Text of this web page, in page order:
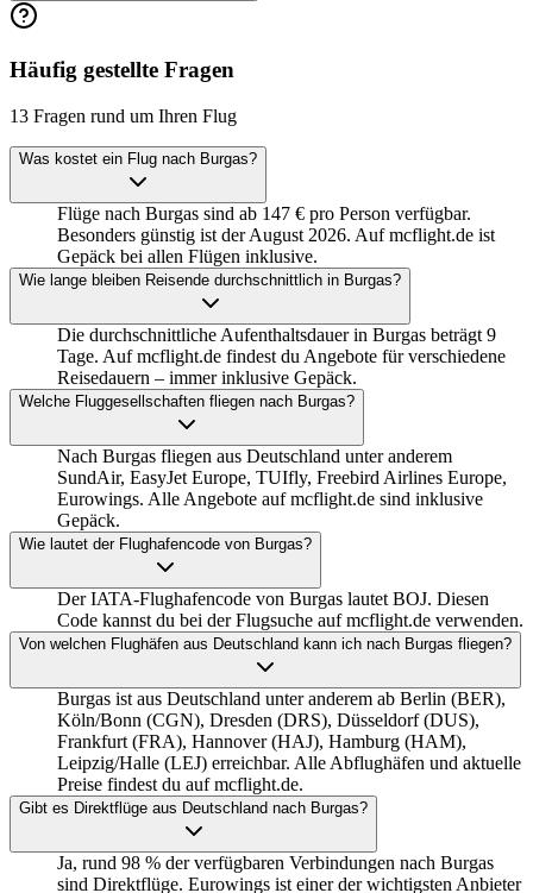
Häufig gestellte Fragen
13 Fragen rund um Ihren Flug
Was kostet ein Flug nach Burgas?
Flüge nach Burgas sind ab 147 € pro Person verfügbar.
Besonders günstig ist der August 2026. Auf mcflight.de ist
Gepäck bei allen Flügen inklusive.
Wie lange bleiben Reisende durchschnittlich in Burgas?
Die durchschnittliche Aufenthaltsdauer in Burgas beträgt 9
Tage. Auf mcflight.de findest du Angebote für verschiedene
Reisedauern – immer inklusive Gepäck.
Welche Fluggesellschaften fliegen nach Burgas?
Nach Burgas fliegen aus Deutschland unter anderem
SundAir, EasyJet Europe, TUIfly, Freebird Airlines Europe,
Eurowings. Alle Angebote auf mcflight.de sind inklusive
Gepäck.
Wie lautet der Flughafencode von Burgas?
Der IATA-Flughafencode von Burgas lautet BOJ. Diesen
Code kannst du bei der Flugsuche auf mcflight.de verwenden.
Von welchen Flughäfen aus Deutschland kann ich nach Burgas fliegen?
Burgas ist aus Deutschland unter anderem ab Berlin (BER),
Köln/Bonn (CGN), Dresden (DRS), Düsseldorf (DUS),
Frankfurt (FRA), Hannover (HAJ), Hamburg (HAM),
Leipzig/Halle (LEJ) erreichbar. Alle Abflughäfen und aktuelle
Preise findest du auf mcflight.de.
Gibt es Direktflüge aus Deutschland nach Burgas?
Ja, rund 98 % der verfügbaren Verbindungen nach Burgas
sind Direktflüge. Eurowings ist einer der wichtigsten Anbieter